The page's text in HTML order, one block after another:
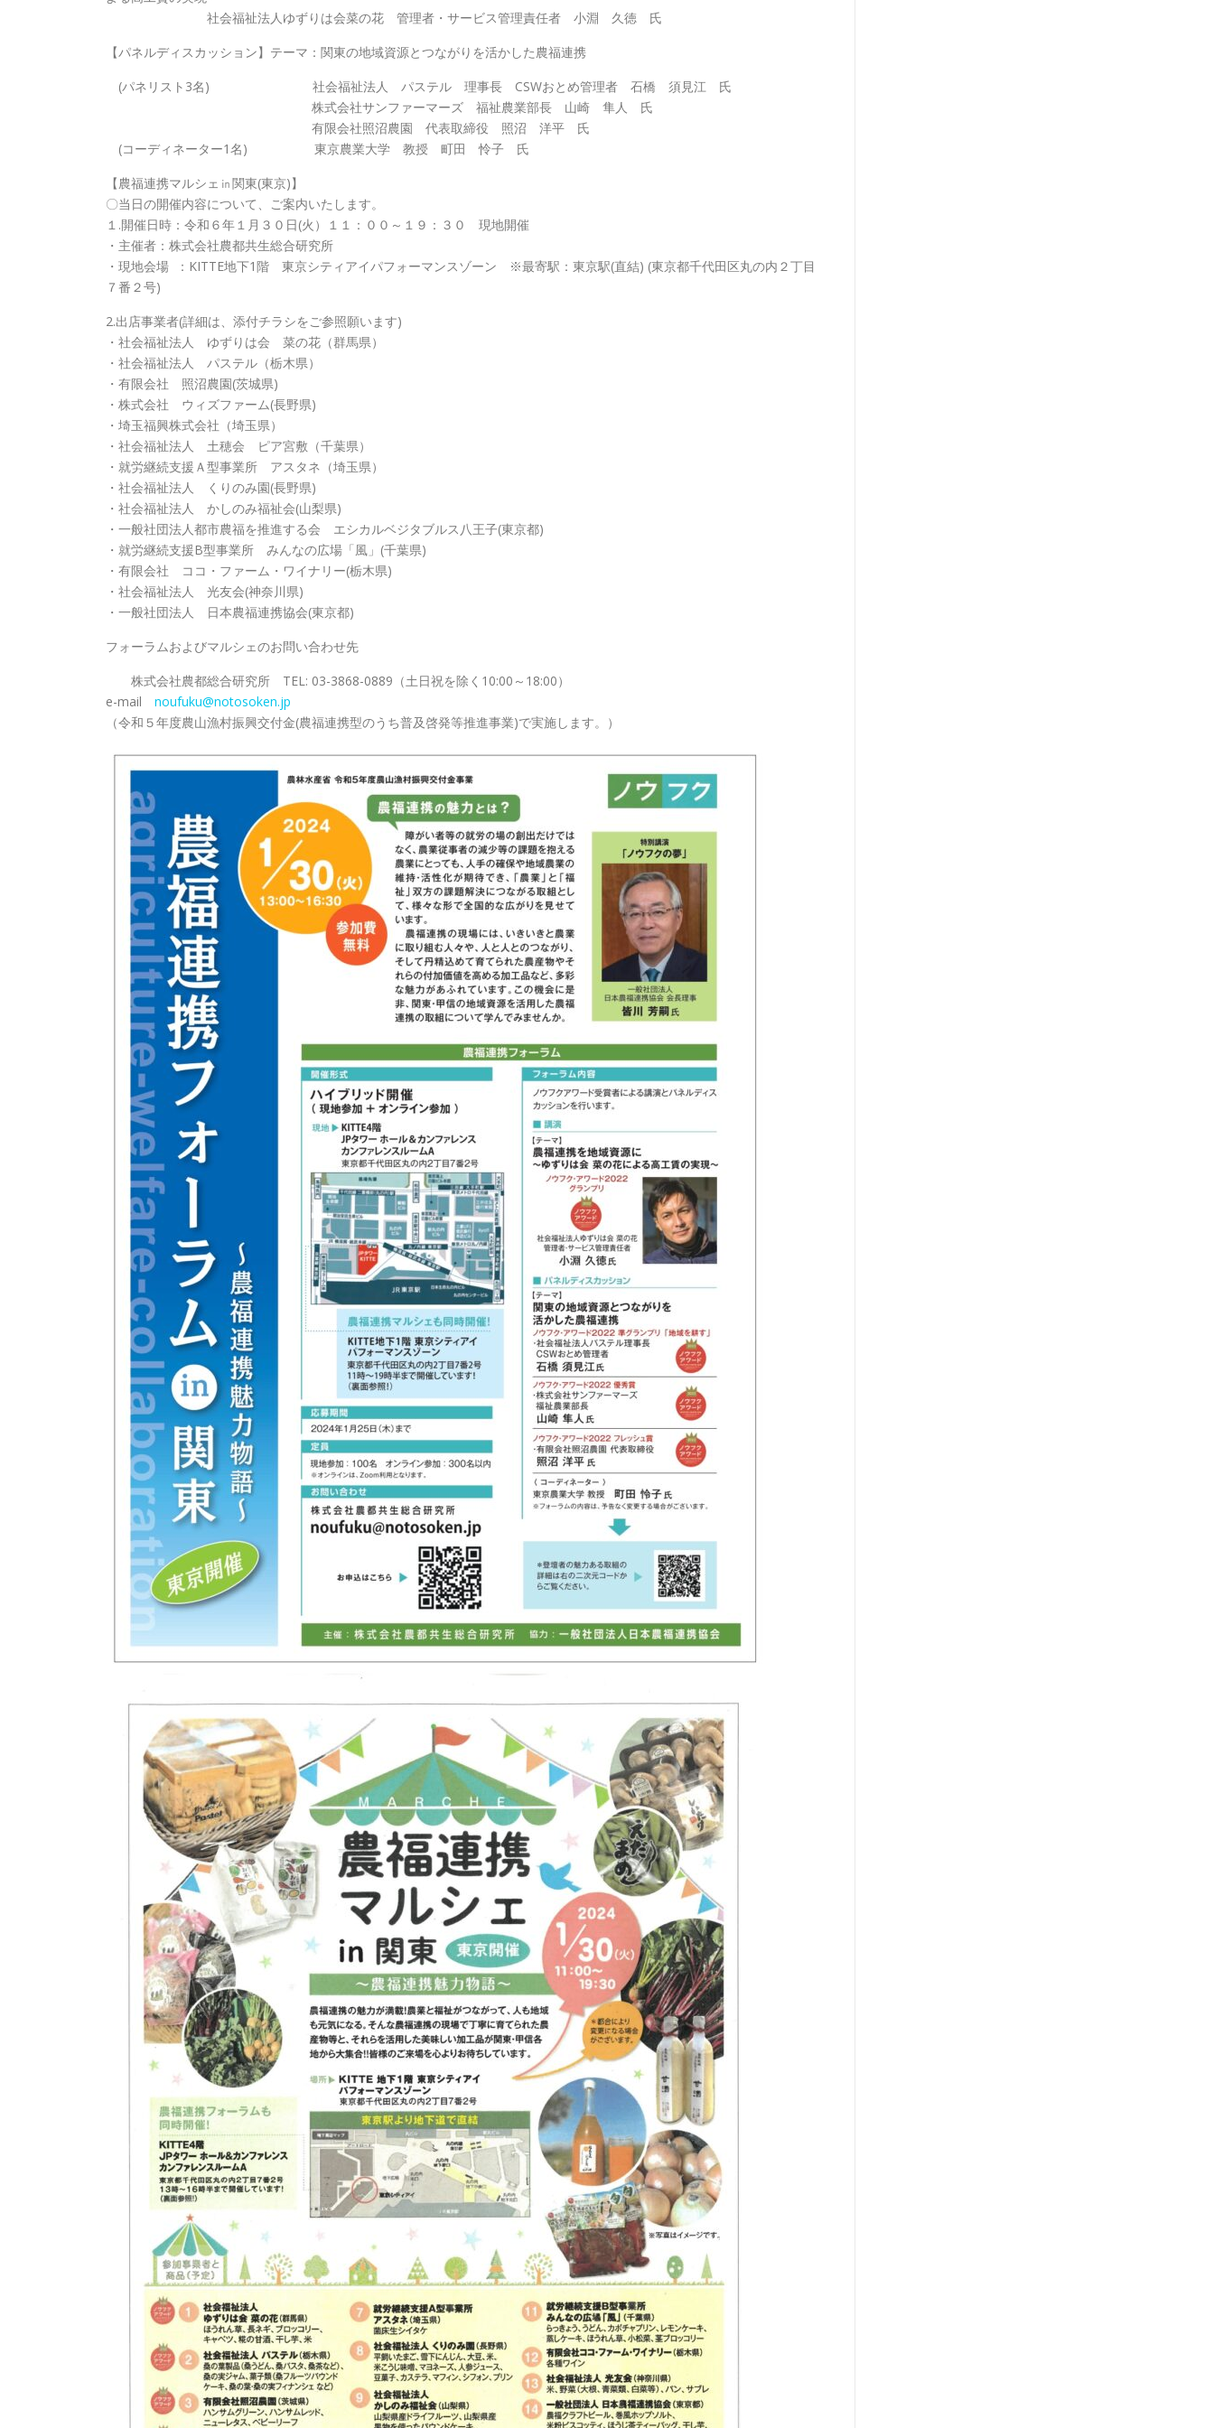
社会福祉法人ゆずりは会菜の花 管理者・サービス管理責任者 小淵 久徳 氏
【パネルディスカッション】テーマ：関東の地域資源とつながりを活かした農福連携
(パネリスト3名) 社会福祉法人 パステル 理事長 CSWおとめ管理者 石橋 須見江 氏
株式会社サンファーマーズ 福祉農業部長 山崎 隼人 氏
有限会社照沼農園 代表取締役 照沼 洋平 氏
(コーディネーター1名) 東京農業大学 教授 町田 怜子 氏
【農福連携マルシェ㏌関東(東京)】
〇当日の開催内容について、ご案内いたします。
１.開催日時：令和６年１月３０日(火）１１：００～１９：３０ 現地開催
・主催者：株式会社農都共生総合研究所
・現地会場 ：KITTE地下1階 東京シティアイパフォーマンスゾーン ※最寄駅：東京駅(直結) (東京都千代田区丸の内２丁目
７番２号)
2.出店事業者(詳細は、添付チラシをご参照願います)
・社会福祉法人 ゆずりは会 菜の花（群馬県）
・社会福祉法人 パステル（栃木県）
・有限会社 照沼農園(茨城県)
・株式会社 ウィズファーム(長野県)
・埼玉福興株式会社（埼玉県）
・社会福祉法人 土穂会 ピア宮敷（千葉県）
・就労継続支援Ａ型事業所 アスタネ（埼玉県）
・社会福祉法人 くりのみ園(長野県)
・社会福祉法人 かしのみ福祉会(山梨県)
・一般社団法人都市農福を推進する会 エシカルベジタブルス八王子(東京都)
・就労継続支援B型事業所 みんなの広場「風」(千葉県)
・有限会社 ココ・ファーム・ワイナリー(栃木県)
・社会福祉法人 光友会(神奈川県)
・一般社団法人 日本農福連携協会(東京都)
フォーラムおよびマルシェのお問い合わせ先
株式会社農都総合研究所 TEL: 03-3868-0889（土日祝を除く10:00～18:00）
e-mail noufuku@notosoken.jp
（令和５年度農山漁村振興交付金(農福連携型のうち普及啓発等推進事業)で実施します。）